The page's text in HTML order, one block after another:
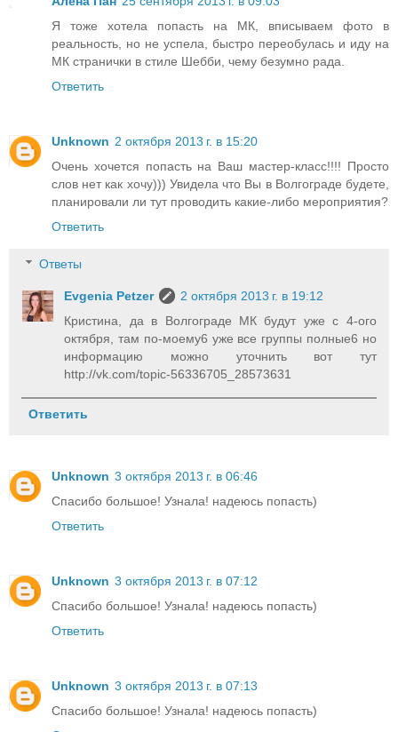
Я тоже хотела попасть на МК, вписываем фото в
реальность, но не успела, быстро переобулась и иду на
МК странички в стиле Шебби, чему безумно рада.
Ответить
Unknown 2 октября 2013 г. в 15:20
Очень хочется попасть на Ваш мастер-класс!!!! Просто
слов нет как хочу))) Увидела что Вы в Волгограде будете,
планировали ли тут проводить какие-либо мероприятия?
Ответить
Ответы
Evgenia Petzer
2 октября 2013 г. в 19:12
Кристина, да в Волгограде МК будут уже с 4-ого
октября, там по-моему6 уже все группы полные6 но
информацию можно уточнить вот тут
http://vk.com/topic-56336705_28573631
Ответить
Unknown 3 октября 2013 г. в 06:46
Спасибо большое! Узнала! надеюсь попасть)
Ответить
Unknown 3 октября 2013 г. в 07:12
Спасибо большое! Узнала! надеюсь попасть)
Ответить
Unknown 3 октября 2013 г. в 07:13
Спасибо большое! Узнала! надеюсь попасть)